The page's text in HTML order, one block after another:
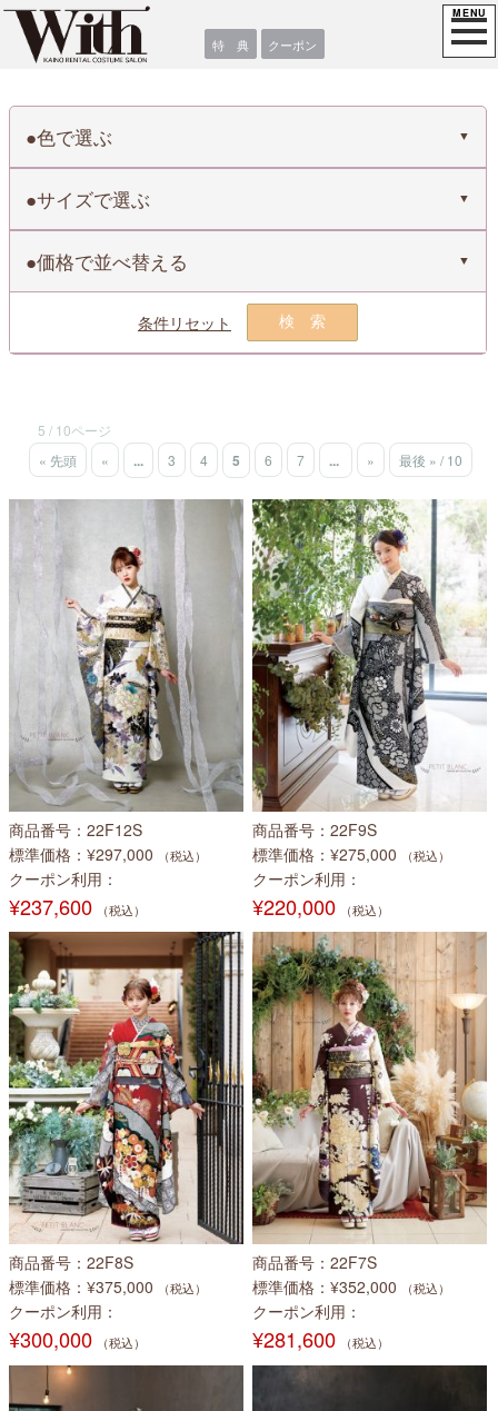
特 典 クーポン
色で選ぶ
サイズで選ぶ
価格で並べ替える
条件リセット 検索
5 / 10ページ
« 先頭
« ... 3 4 5 6 7 ... » 最後 » / 10
商品番号
22F12S
標準価格
¥297,000 （税込）
クーポン利用
¥237,600 （税込）
商品番号
22F9S
標準価格
¥275,000 （税込）
クーポン利用
¥220,000 （税込）
商品番号
22F8S
標準価格
¥375,000 （税込）
クーポン利用
¥300,000 （税込）
商品番号
22F7S
標準価格
¥352,000 （税込）
クーポン利用
¥281,600 （税込）